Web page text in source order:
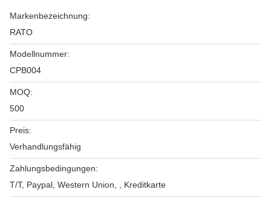
Markenbezeichnung:
RATO
Modellnummer:
CPB004
MOQ:
500
Preis:
Verhandlungsfähig
Zahlungsbedingungen:
T/T, Paypal, Western Union, , Kreditkarte